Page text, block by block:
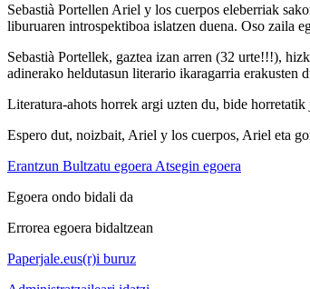
Sebastià Portellen Ariel y los cuerpos eleberriak
liburuaren introspektiboa islatzen duena. Oso zaila
Sebastià Portellek, gaztea izan arren (32 urte!!!),
adinerako heldutasun literario ikaragarria erakusten
Literatura-ahots horrek argi uzten du, bide
Espero dut, noizbait, Ariel y los cuerpos, Ariel eta
Erantzun Bultzatu egoera Atsegin egoera
Egoera ondo bidali da
Errorea egoera bidaltzean
Paperjale.eus(r)i buruz